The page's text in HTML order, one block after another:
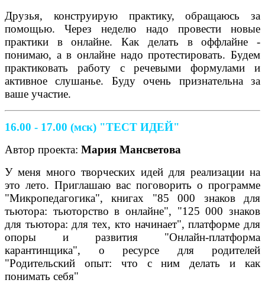
Друзья, конструирую практику, обращаюсь за
помощью. Через неделю надо провести новые
практики в онлайне. Как делать в оффлайне -
понимаю, а в онлайне надо протестировать. Будем
практиковать работу с речевыми формулами и
активное слушанье. Буду очень признательна за
ваше участие.
16.00 - 17.00 (мск) "ТЕСТ ИДЕЙ"
Автор проекта: Мария Мансветова
У меня много творческих идей для реализации на
это лето. Приглашаю вас поговорить о программе
"Микропедагогика", книгах "85 000 знаков для
тьютора: тьюторство в онлайне", "125 000 знаков
для тьютора: для тех, кто начинает", платформе для
опоры и развития "Онлайн-платформа
карантинщика", о ресурсе для родителей
"Родительский опыт: что с ним делать и как
понимать себя"